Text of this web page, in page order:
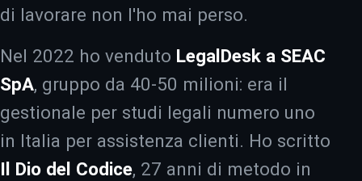
di lavorare non l'ho mai perso.
Nel 2022 ho venduto LegalDesk a SEAC
SpA, gruppo da 40-50 milioni: era il
gestionale per studi legali numero uno
in Italia per assistenza clienti. Ho scritto
Il Dio del Codice, 27 anni di metodo in